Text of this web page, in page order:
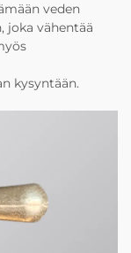
veden
joka vähentää
kysyntään.